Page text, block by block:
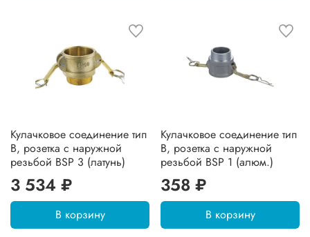
Кулачковое соединение тип
B, розетка с наружной
резьбой BSP 3 (латунь)
3 534 ₽
В корзину
Кулачковое соединение тип
B, розетка с наружной
резьбой BSP 1 (алюм.)
358 ₽
В корзину